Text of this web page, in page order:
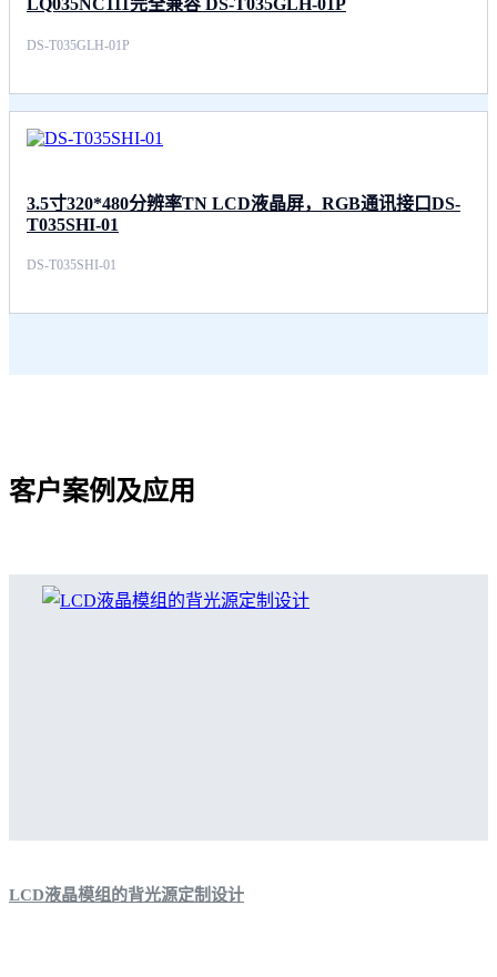
LQ035NC111完全兼容 DS-T035GLH-01P
DS-T035GLH-01P
3.5寸320*480分辨率TN LCD液晶屏，RGB通讯接口DS-
T035SHI-01
DS-T035SHI-01
客户案例及应用
LCD液晶模组的背光源定制设计